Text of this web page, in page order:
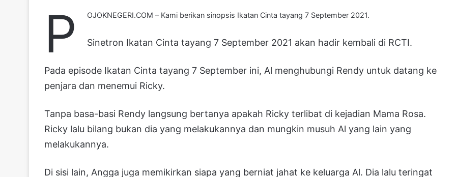
P OJOKNEGERI.COM – Kami berikan sinopsis Ikatan Cinta tayang 7 September 2021.
Sinetron Ikatan Cinta tayang 7 September 2021 akan hadir kembali di RCTI.
Pada episode Ikatan Cinta tayang 7 September ini, Al menghubungi Rendy untuk datang ke
penjara dan menemui Ricky.
Tanpa basa-basi Rendy langsung bertanya apakah Ricky terlibat di kejadian Mama Rosa.
Ricky lalu bilang bukan dia yang melakukannya dan mungkin musuh Al yang lain yang
melakukannya.
Di sisi lain, Angga juga memikirkan siapa yang berniat jahat ke keluarga Al. Dia lalu teringat